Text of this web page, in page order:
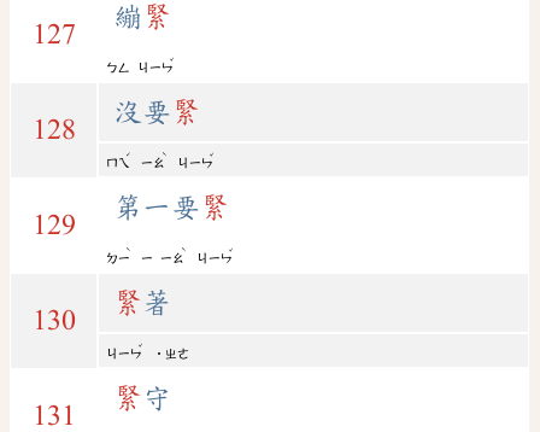
127
繃 緊
ㄅㄥ ㄐㄧㄣ
ˇ
128
沒要 緊
ㄇㄟ
ˊ
ㄧㄠ
ˋ
ㄐㄧㄣ
ˇ
129
第一要 緊
ㄉㄧ
ˋ
ㄧ ㄧㄠ
ˋ
ㄐㄧㄣ
ˇ
130
緊著
ㄐㄧㄣ
ˇ
˙ㄓㄜ
131
緊 守